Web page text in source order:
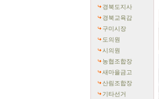
경북도지사
경북교육감
구미시장
도의원
시의원
농협조합장
새마을금고
산림조합장
기타선거